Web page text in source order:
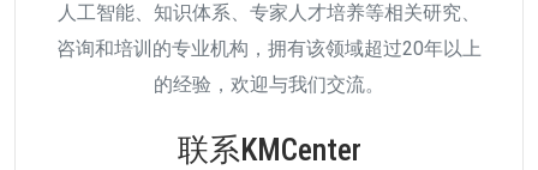
人工智能、知识体系、专家人才培养等相关研究、
咨询和培训的专业机构，拥有该领域超过20年以上
的经验，欢迎与我们交流。
联系KMCenter